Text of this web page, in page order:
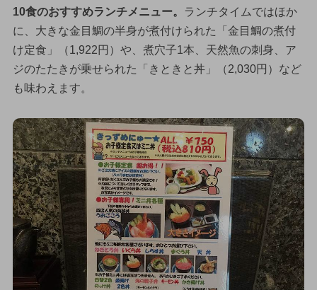
10食のおすすめランチメニュー。
ランチタイムではほか
に、大きな金目鯛の半身が煮付けられた「金目鯛の煮付
け定食」（1,922円）や、煮穴子1本、天然魚の刺身、ア
ジのたたきが乗せられた「きときと丼」（2,030円）など
も味わえます。